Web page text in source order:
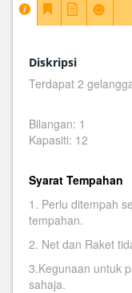
Diskripsi
Terdapat 2
Bilangan: 1
Kapasiti: 12
Syarat Tempahan
1. Perlu ditempah
tempahan.
2. Net dan Raket
3.Kegunaan untuk
sahaja.